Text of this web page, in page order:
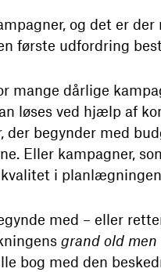
og det er
første udfordring
mange dårlige
løses ved hjælp af
der begynder med
Eller kampagner,
i
med – eller
grand old men
bog med den